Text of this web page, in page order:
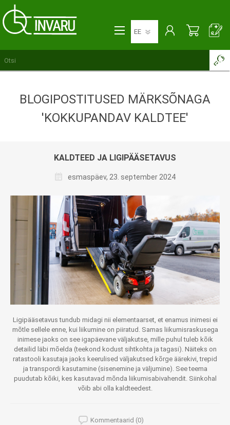
BLOGIPOSTITUSED MÄRKSÕNAGA
'KOKKUPANDAV KALDTEE'
KALDTEED JA LIGIPÄÄSETAVUS
esmaspäev, 23. september 2024
Ligipääsetavus tundub midagi nii elementaarset, et enamus inimesi ei
mõtle sellele enne, kui liikumine on piiratud. Samas liikumisraskusega
inimese jaoks on see igapäevane väljakutse, mille puhul tuleb kõik
detailid läbi mõelda (teekond kodust sihtkohta ja tagasi). Näiteks on
ratastooli kasutaja jaoks keerulised väljakutsed kõrge äärekivi, trepid
ja transpordi kasutamine (sisenemine ja väljumine). See teema
puudutab kõiki, kes kasutavad mõnda liikumisabivahendit. Siinkohal
võib abi olla kaldteedest.
Kommentaarid (0)